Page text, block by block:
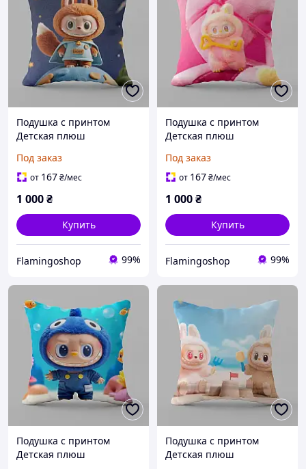
Подушка с принтом
Детская плюш
для дивана Лабубу для
детей 4807
Под заказ
от 167₴/мес
1 000₴
Купить
Flamingoshop 99%
Подушка с принтом
Детская плюш
для дивана Лабубу для
детей розовая
Под заказ
от 167₴/мес
1 000₴
Купить
Flamingoshop 99%
Подушка с принтом
Детская плюш
Подушка с принтом
Детская плюш